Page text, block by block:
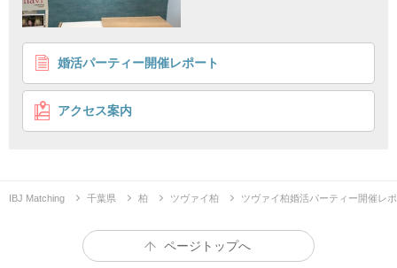
1 2 3
【開催確定！】《共通の趣味で出会う♡》
旅行・カフェ・散歩が好きな男女
性格重視の方と出会う 好きがいっしょ
TOP3♡
①旅行が好き
婚活パーティー開催レポート
アクセス案内
IBJ Matching 千葉県 柏 ツヴァイ柏 ツヴァイ柏婚活パーティー開催レ
ページトップへ